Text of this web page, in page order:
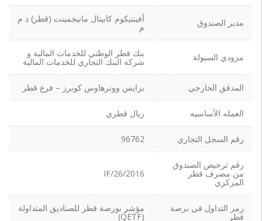
مدير الصندوق أفينتيكوم كابيتال مانيجمينت (قطر) ذ م
م
مزودي السيولة بنك قطر الوطني للخدمات المالية و
شركة البنك التجاري للخدمات المالية
المدقق الخارجي برايس ووترهاوس كوبرز – فرع قطر
العمله الأساسيه ريال قطري
رقم السجل التجاري 96762
رقم ترخيص الصندوق
من مصرف قطر
المركزي
IF/26/2016
رمز التداول في برصة
قطر
مؤشر بورصة قطر للصناديق المتداولة
(QETF)